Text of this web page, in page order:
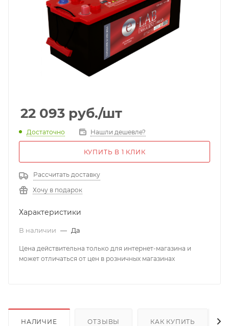
22 093 руб./шт
Достаточно Нашли дешевле?
КУПИТЬ В 1 КЛИК
Рассчитать доставку
Хочу в подарок
Характеристики
В наличии — Да
Цена действительна только для интернет-магазина и
может отличаться от цен в розничных магазинах
НАЛИЧИЕ ОТЗЫВЫ КАК КУПИТЬ